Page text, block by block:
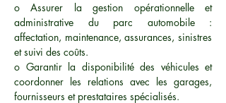
o Assurer la gestion opérationnelle et
administrative du parc automobile :
affectation, maintenance, assurances, sinistres
et suivi des coûts.
o Garantir la disponibilité des véhicules et
coordonner les relations avec les garages,
fournisseurs et prestataires spécialisés.